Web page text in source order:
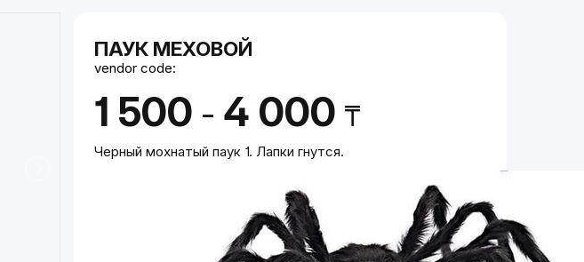
ПАУК МЕХОВОЙ
vendor code:
1 500 - 4 000 ₸
Черный мохнатый паук 1. Лапки гнутся.
Submit